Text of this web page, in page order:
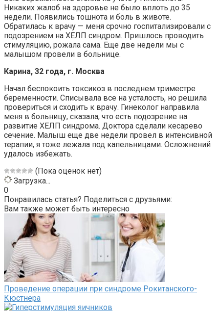
Никаких жалоб на здоровье не было вплоть до 35
недели. Появились тошнота и боль в животе.
Обратилась к врачу — меня срочно госпитализировали с
подозрением на ХЕЛП синдром. Пришлось проводить
стимуляцию, рожала сама. Еще две недели мы с
малышом провели в больнице.
Карина, 32 года, г. Москва
Начал беспокоить токсикоз в последнем триместре
беременности. Списывала все на усталость, но решила
провериться и сходить к врачу. Гинеколог направила
меня в больницу, сказала, что есть подозрение на
развитие ХЕЛП синдрома. Доктора сделали кесарево
сечение. Малыш еще две недели провел в интенсивной
терапии, я тоже лежала под капельницами. Осложнений
удалось избежать.
(Пока оценок нет)
Загрузка...
0
Понравилась статья? Поделиться с друзьями:
Вам также может быть интересно
Проведение операции при синдроме Рокитанского-
Кюстнера